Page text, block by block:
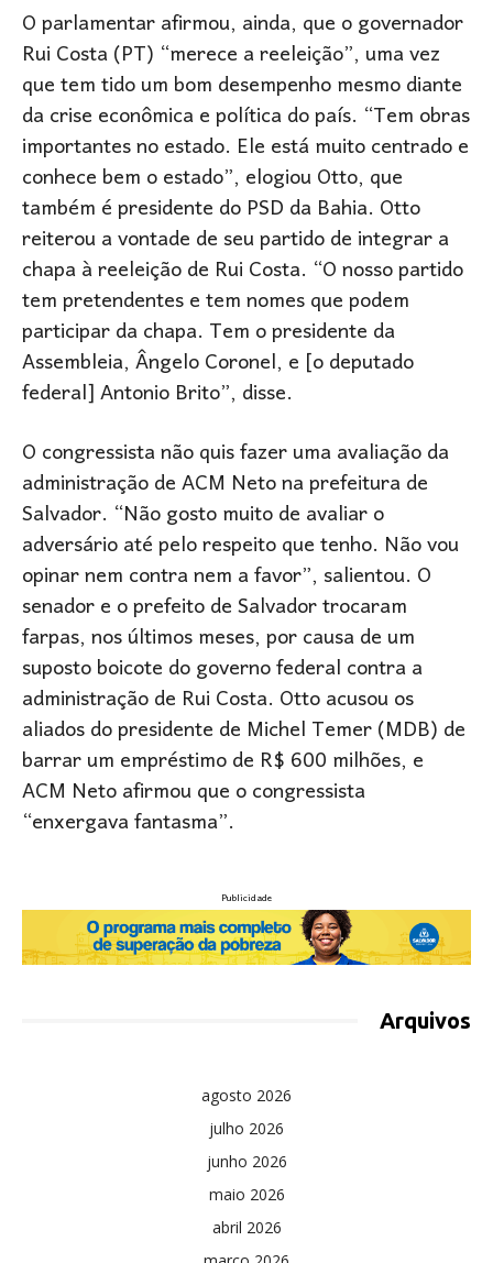
O parlamentar afirmou, ainda, que o governador
Rui Costa (PT) “merece a reeleição”, uma vez
que tem tido um bom desempenho mesmo diante
da crise econômica e política do país. “Tem obras
importantes no estado. Ele está muito centrado e
conhece bem o estado”, elogiou Otto, que
também é presidente do PSD da Bahia. Otto
reiterou a vontade de seu partido de integrar a
chapa à reeleição de Rui Costa. “O nosso partido
tem pretendentes e tem nomes que podem
participar da chapa. Tem o presidente da
Assembleia, Ângelo Coronel, e [o deputado
federal] Antonio Brito”, disse.
O congressista não quis fazer uma avaliação da
administração de ACM Neto na prefeitura de
Salvador. “Não gosto muito de avaliar o
adversário até pelo respeito que tenho. Não vou
opinar nem contra nem a favor”, salientou. O
senador e o prefeito de Salvador trocaram
farpas, nos últimos meses, por causa de um
suposto boicote do governo federal contra a
administração de Rui Costa. Otto acusou os
aliados do presidente de Michel Temer (MDB) de
barrar um empréstimo de R$ 600 milhões, e
ACM Neto afirmou que o congressista
“enxergava fantasma”.
Publicidade
Arquivos
agosto 2026
julho 2026
junho 2026
maio 2026
abril 2026